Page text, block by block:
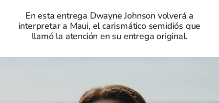
En esta entrega Dwayne Johnson volverá a
interpretar a Maui, el carismático semidiós que
llamó la atención en su entrega original.